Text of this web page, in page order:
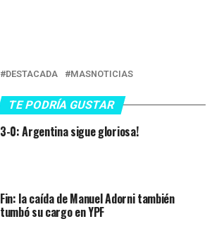
DESTACADA MASNOTICIAS
TE PODRÍA GUSTAR
3-0: Argentina sigue gloriosa!
Fin: la caída de Manuel Adorni también
tumbó su cargo en YPF